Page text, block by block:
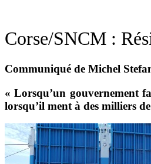
Corse/SNCM :
Communiqué de Michel
« Lorsqu’un gouvernement
lorsqu’il ment à des milliers